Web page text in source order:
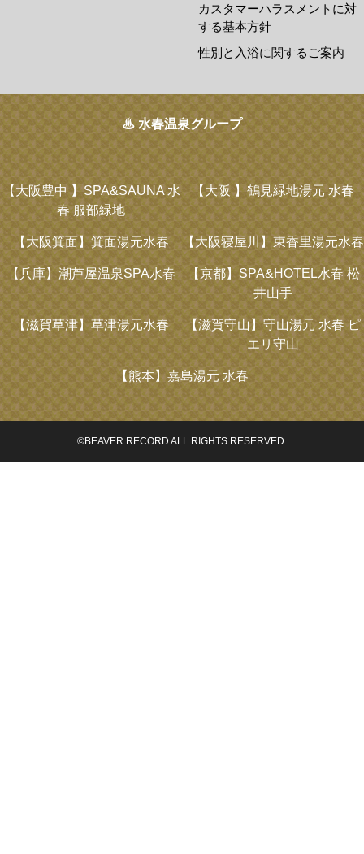
カスタマーハラスメントに対
する基本方針
性別と入浴に関するご案内
♨ 水春温泉グループ
【大阪豊中 】SPA&SAUNA 水
春 服部緑地
【大阪 】鶴見緑地湯元 水春
【大阪箕面】箕面湯元水春 【大阪寝屋川】 東香里湯元水春
【兵庫】潮芦屋温泉SPA水春 【京都】SPA&HOTEL水春 松
井山手
【滋賀草津】草津湯元水春 【滋賀守山】守山湯元 水春 ピ
エリ守山
【熊本】嘉島湯元 水春
©BEAVER RECORD ALL RIGHTS RESERVED.